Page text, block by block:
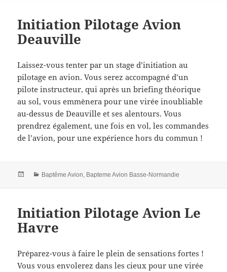
Initiation Pilotage Avion
Deauville
Laissez-vous tenter par un stage d’initiation au
pilotage en avion. Vous serez accompagné d’un
pilote instructeur, qui après un briefing théorique
au sol, vous emmènera pour une virée inoubliable
au-dessus de Deauville et ses alentours. Vous
prendrez également, une fois en vol, les commandes
de l’avion, pour une expérience hors du commun !
PostedCategories
Baptême Avion Bapteme Avion Basse-Normandie
Initiation Pilotage Avion Le
Havre
Préparez-vous à faire le plein de sensations fortes !
Vous vous envolerez dans les cieux pour une virée